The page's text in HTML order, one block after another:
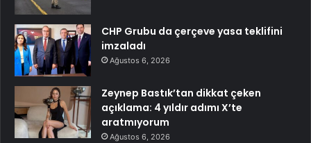
CHP Grubu da çerçeve yasa teklifini
imzaladı
Ağustos 6, 2026
Zeynep Bastık’tan dikkat çeken
açıklama: 4 yıldır adımı X’te
aratmıyorum
Ağustos 6, 2026